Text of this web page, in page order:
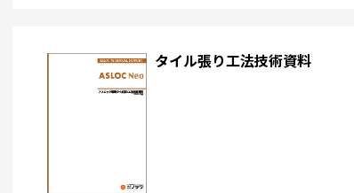
タイル張り工法技術資料